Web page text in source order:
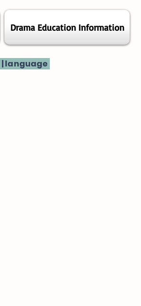
Drama Education Information
| language